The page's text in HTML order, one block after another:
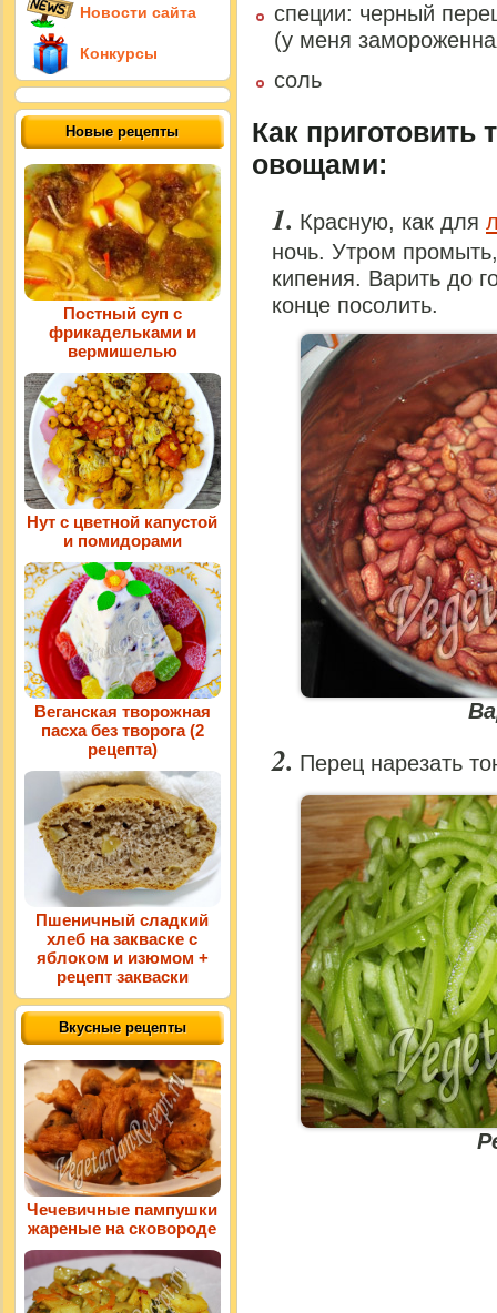
специи: черный
(у меня
соль
Как
овощами:
Красную, как для
ночь. Утром
кипения. Варить до
конце посолить.
Перец нарезать
Новости сайта
Конкурсы
Новые рецепты
Постный суп с
фрикадельками и
вермишелью
Нут с цветной капустой
и помидорами
Веганская творожная
пасха без творога (2
рецепта)
Пшеничный сладкий
хлеб на закваске с
яблоком и изюмом +
рецепт закваски
Вкусные рецепты
Чечевичные пампушки
жареные на сковороде